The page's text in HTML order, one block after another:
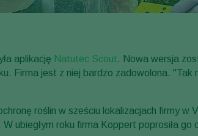
Monitorowanie
aplikację Natutec Scout. Nowa wersja
Firma jest z niej bardzo zadowolona.
roślin w sześciu lokalizacjach firmy
ubiegłym roku firma Koppert poprosiła